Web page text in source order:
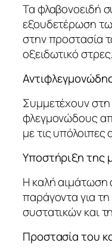
Τα φλαβονοειδή
εξουδετέρωση
στην προστασία
οξειδωτικό στρες.
Συμμετέχουν
φλεγμονώδους
με τις
Υποστήριξη της
Η καλή αιμάτωση
παράγοντα για
συστατικών και
Προστασία του